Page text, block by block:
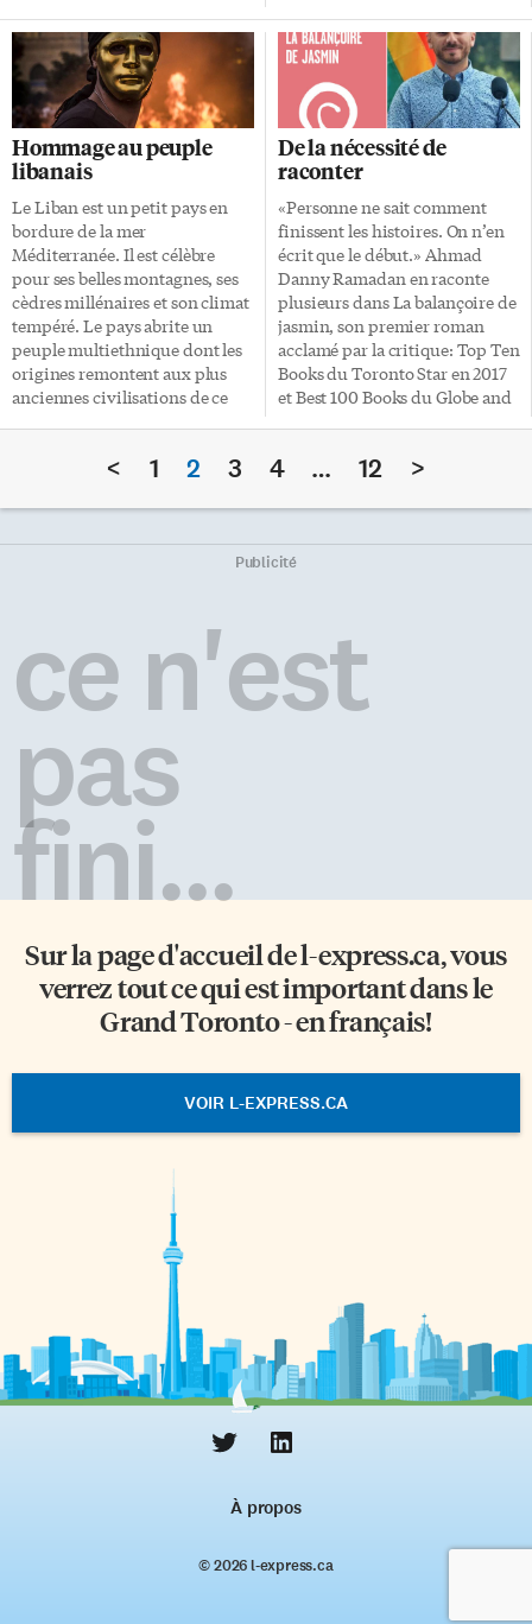
sonnette d’alarme. Le cycliste
n’était pourtant pas
inexpérimenté: il était agent de
conservation (ranger) du Parc
national des Glaciers, dans le
Montana. Brad Treat a été tué
par l’animal en juin 2016. L’ours
moins rapide Cela a conduit à
une enquête dirigée par le
professeur de foresterie et de
conservation Christopher
Servheen. […]
d’horreurs Venez assister à la
projection de 5 courts métrages
lundi au Carlton Cinemas (20
Carlton St). Après avoir été un
réel succès l’année dernière, le
Feedback Film Festival a décidé
cette année de se consacrer à
l’horreur à travers des films
venus des quatre coins de la
planète. Frissons, angoisse et
[…]
Hommage au peuple
libanais
Le Liban est un petit pays en
bordure de la mer
Méditerranée. Il est célèbre
pour ses belles montagnes, ses
cèdres millénaires et son climat
tempéré. Le pays abrite un
peuple multiethnique dont les
origines remontent aux plus
anciennes civilisations de ce
d’au moins 6000 ans. Byblos
aujourd’hui ville touristique –
est l’une des plus vieilles villes
du monde toujours habitée. Les
alphabet. Ils étaient également
des marins et des explorateurs
adeptes. Ils ont navigué sur […]
De la nécessité de
raconter
«Personne ne sait comment
finissent les histoires. On n’en
écrit que le début.» Ahmad
Danny Ramadan en raconte
plusieurs dans La balançoire de
jasmin, son premier roman
acclamé par la critique: Top Ten
Books du Toronto Star en 2017
et Best 100 Books du Globe and
d’amour déchirée d’un fils gai
qu’il porte un regard sur notre
époque afin de s’inventer un
avenir. Un couple des Mille et
< 1 2 3 4 … 12 >
Publicité
ce n'est
pas
fini...
Sur la page d'accueil del-express.ca, vous
verrez tout ce qui est important dans le
Grand Toronto - en français!
VOIR L-EXPRESS.CA
À propos
© 2026 l‑express.ca